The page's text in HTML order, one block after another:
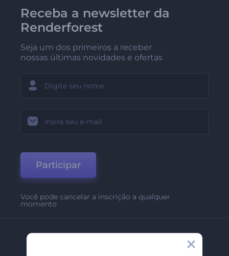
Receba a newsletter da
Renderforest
Seja um dos primeiros a receber
nossas últimas novidades e ofertas
Participar
Você pode cancelar a inscrição a qualquer
momento